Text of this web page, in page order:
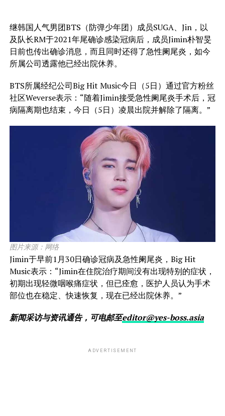
继韩国人气男团BTS（防弹少年团）成员SUGA、Jin，以
及队长RM于2021年尾确诊感染冠病后，成员Jimin朴智旻
日前也传出确诊消息，而且同时还得了急性阑尾炎，如今
所属公司透露他已经出院休养。
BTS所属经纪公司Big Hit Music今日（5日）通过官方粉丝
社区Weverse表示：“随着Jimin接受急性阑尾炎手术后，冠
病隔离期也结束，今日（5日）凌晨出院并解除了隔离。”
图片来源：网络
Jimin于早前1月30日确诊冠病及急性阑尾炎，Big Hit
Music表示：“Jimin在住院治疗期间没有出现特别的症状，
初期出现轻微咽喉痛症状，但已痊愈，医护人员认为手术
部位也在稳定、快速恢复，现在已经出院休养。”
新闻采访与资讯通告，可电邮至editor@yes-boss.asia
ADVERTISEMENT